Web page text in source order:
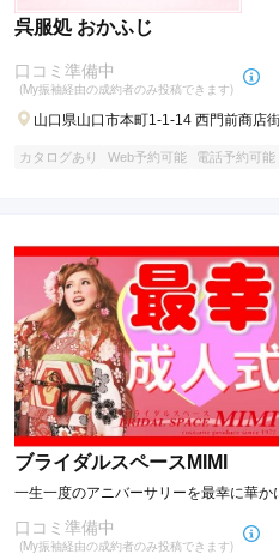
呉服処 おかふじ
口コミ準備中
(My振袖経由の成約者のみ投稿できます)
山口県山口市本町1-1-14 西門前商店
カタログあり Web予約可能 電話予約可能
ブライダルスペースMIMI
一生一度のアニバーサリーを最幸に華
口コミ準備中
(My振袖経由の成約者のみ投稿できます)